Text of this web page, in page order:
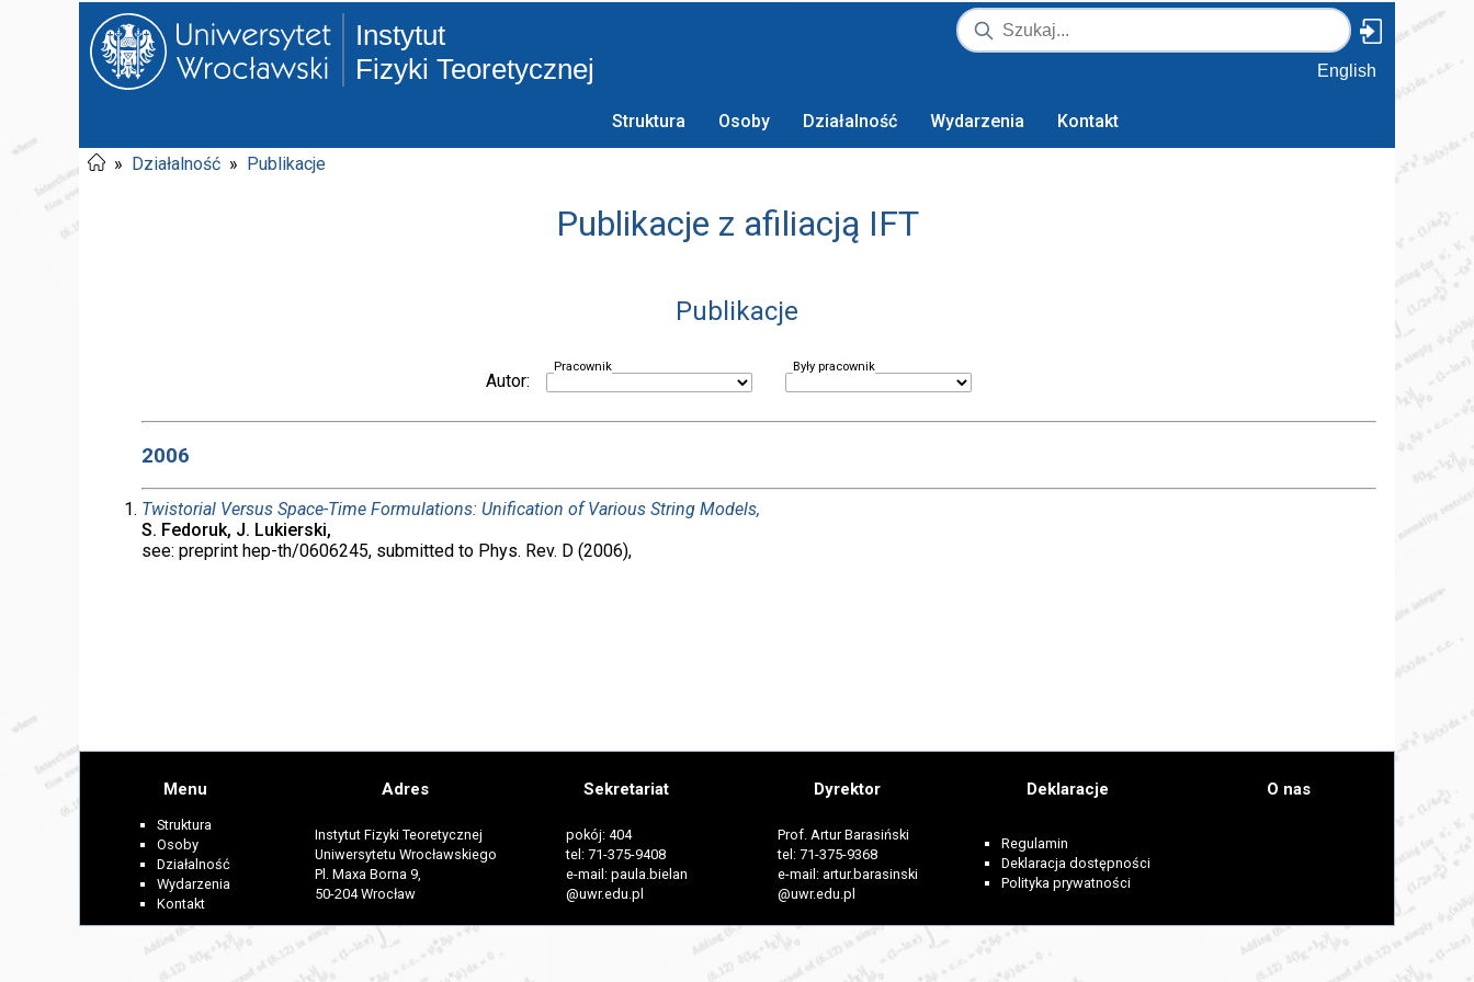
Instytut
Fizyki Teoretycznej
English
Struktura Osoby Działalność Wydarzenia Kontakt
» Działalność » Publikacje
Publikacje z afiliacją IFT
Publikacje
Autor:
Pracownik Były pracownik
2006
Twistorial Versus Space-Time Formulations: Unification of Various String Models,
S. Fedoruk, J. Lukierski,
see: preprint hep-th/0606245, submitted to Phys. Rev. D (2006),
Menu
Struktura
Osoby
Działalność
Wydarzenia
Kontakt
Adres
Instytut Fizyki Teoretycznej
Uniwersytetu Wrocławskiego
Pl. Maxa Borna 9,
50-204 Wrocław
Sekretariat
pokój: 404
tel: 71-375-9408
e-mail: paula.bielan
@uwr.edu.pl
Dyrektor
Prof. Artur Barasiński
tel: 71-375-9368
e-mail: artur.barasinski
@uwr.edu.pl
Deklaracje
Regulamin
Deklaracja dostępności
Polityka prywatności
O nas